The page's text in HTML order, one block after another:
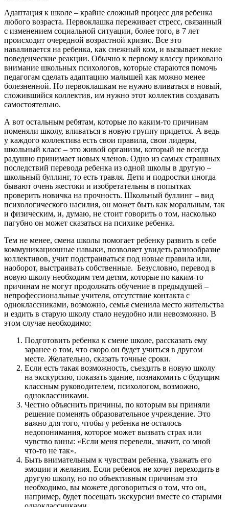
Адаптация к школе – крайне сложный процесс для ребенка
любого возраста. Первоклашка переживает стресс, связанный
с изменением социальной ситуации, более того, в 7 лет
происходит очередной возрастной кризис. Все это
наваливается на ребенка, как снежный ком, и вызывает некие
поведенческие реакции. Обычно к первому классу приковано
внимание школьных психологов, которые стараются помочь
педагогам сделать адаптацию малышей как можно менее
болезненной. Но первоклашкам не нужно вливаться в новый,
сложившийся коллектив, им нужно этот коллектив создавать
самостоятельно.
А вот остальным ребятам, которые по каким-то причинам
поменяли школу, вливаться в новую группу придется. А ведь
у каждого коллектива есть свои правила, свои лидеры,
школьный класс – это живой организм, который не всегда
радушно принимает новых членов. Одно из самых страшных
последствий перевода ребенка из одной школы в другую –
школьный буллинг, то есть травля. Дети и подростки иногда
бывают очень жестоки и изобретательны в попытках
проверить новичка на прочность. Школьный буллинг – вид
психологического насилия, он может быть как моральным, так
и физическим, и, думаю, не стоит говорить о том, насколько
пагубно он может сказаться на психике ребенка.
Тем не менее, смена школы помогает ребенку развить в себе
коммуникационные навыки, позволяет увидеть разнообразие
коллективов, учит подстраиваться под новые правила или,
наоборот, выстраивать собственные. Безусловно, перевод в
новую школу необходим тем детям, которые по каким-то
причинам не могут продолжать обучение в предыдущей –
непрофессиональные учителя, отсутствие контакта с
одноклассниками, возможно, семья сменила место жительства
и ездить в старую школу стало неудобно или невозможно. В
этом случае необходимо:
Подготовить ребенка к смене школе, рассказать ему
заранее о том, что скоро он будет учиться в другом
месте. Желательно, сказать точные сроки.
Если есть такая возможность, съездить в новую школу
на экскурсию, показать здание, познакомить с будущим
классным руководителем, психологом, возможно,
одноклассниками.
Честно объяснить причины, по которым вы приняли
решение поменять образовательное учреждение. Это
важно для того, чтобы у ребенка не осталось
недопонимания, которое может вызвать страх или
чувство вины: «Если меня перевели, значит, со мной
что-то не так».
Быть внимательным к чувствам ребенка, уважать его
эмоции и желания. Если ребенок не хочет переходить в
другую школу, но по объективным причинам это
необходимо, вы можете договориться о том, что он,
например, будет посещать экскурсии вместе со старыми